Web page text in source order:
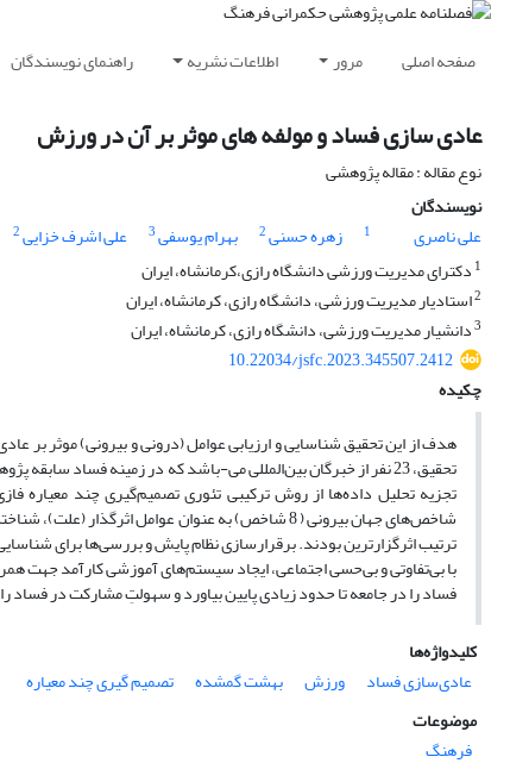
صفحه اصلی مرور اطلاعات نشریه راهنمای نویسندگان
عادی سازی فساد و مولفه های موثر بر آن در ورزش
نوع مقاله : مقاله پژوهشی
نویسندگان
علی ناصری
1 زهره حسنی2 بهرام یوسفی3 علی اشرف خزایی2
1 دکترای مدیریت ورزشی دانشگاه رازی،کرمانشاه، ایران
2استادیار مدیریت ورزشی، دانشگاه رازی، کرمانشاه، ایران
3دانشیار مدیریت ورزشی، دانشگاه رازی، کرمانشاه، ایران
10.22034/jsfc.2023.345507.2412
چکیده
هدف از این تحقیق شناسایی و ارزیابی عوامل (درونی و بیرونی) موثر
شاخص‌های جهان بیرونی ( 8 شاخص) به عنوان عوامل
ترتیب اثرگزارترین بودند. برقرارسازی نظام پایش و بررسی‌ها برای
با بی‌تفاوتی و بی‌حسی اجتماعی، ایجاد سیستم‌های آموزشی کارآمد جهت
فساد را در جامعه تا حدود زیادی پایین بیاورد و سهولتِ مشارکت در فساد
کلیدواژه‌ها
عادی‌سازی فساد
ورزش بهشت گمشده
تصمیم گیری چند معیاره
موضوعات
فرهنگ